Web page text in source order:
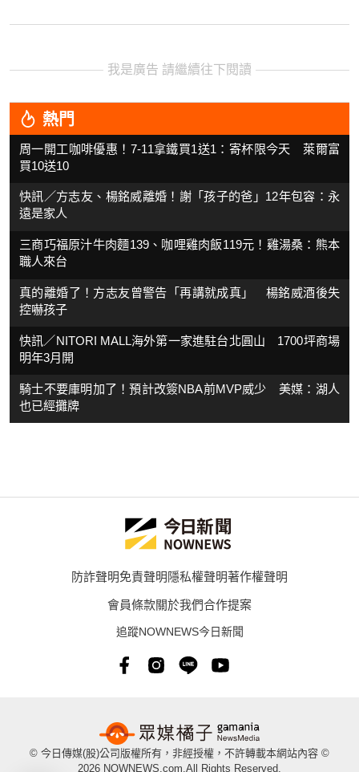
我是廣告 請繼續往下閱讀
熱門
周一開工咖啡優惠！7-11拿鐵買1送1：寄杯限今天 萊爾富
買10送10
快訊／方志友、楊銘威離婚！謝「孩子的爸」12年包容：永
遠是家人
三商巧福原汁牛肉麵139、咖哩雞肉飯119元！雞湯桑：熊本
職人來台
真的離婚了！方志友曾警告「再講就成真」 楊銘威酒後失
控嚇孩子
快訊／NITORI MALL海外第一家進駐台北圓山 1700坪商場
明年3月開
騎士不要庫明加了！預計改簽NBA前MVP威少 美媒：湖人
也已經攤牌
防詐聲明免責聲明隱私權聲明著作權聲明
會員條款關於我們合作提案
追蹤NOWNEWS今日新聞
© 今日傳媒(股)公司版權所有，非經授權，不許轉載本網站內容 ©
2026 NOWNEWS.com.All Rights Reserved.